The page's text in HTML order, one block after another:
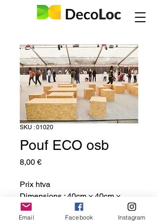
SKU : 01020
Pouf ECO osb
8,00 €Prix
Prix htva
Dimensions : 40cm × 40cm ×
40cm
Email Facebook Instagram